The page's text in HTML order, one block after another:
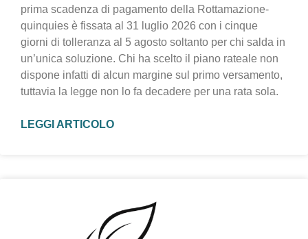
prima scadenza di pagamento della Rottamazione-
quinquies è fissata al 31 luglio 2026 con i cinque
giorni di tolleranza al 5 agosto soltanto per chi salda in
un’unica soluzione. Chi ha scelto il piano rateale non
dispone infatti di alcun margine sul primo versamento,
tuttavia la legge non lo fa decadere per una rata sola.
LEGGI ARTICOLO